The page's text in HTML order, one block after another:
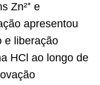
Zn²⁺ e
apresentou
e liberação
HCl ao longo de